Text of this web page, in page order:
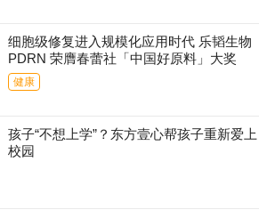
细胞级修复进入规模化应用时代 乐韬生物
PDRN 荣膺春蕾社「中国好原料」大奖
健康
孩子“不想上学”？东方壹心帮孩子重新爱上
校园